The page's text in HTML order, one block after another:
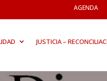
AGENDA
JUSTICIA –